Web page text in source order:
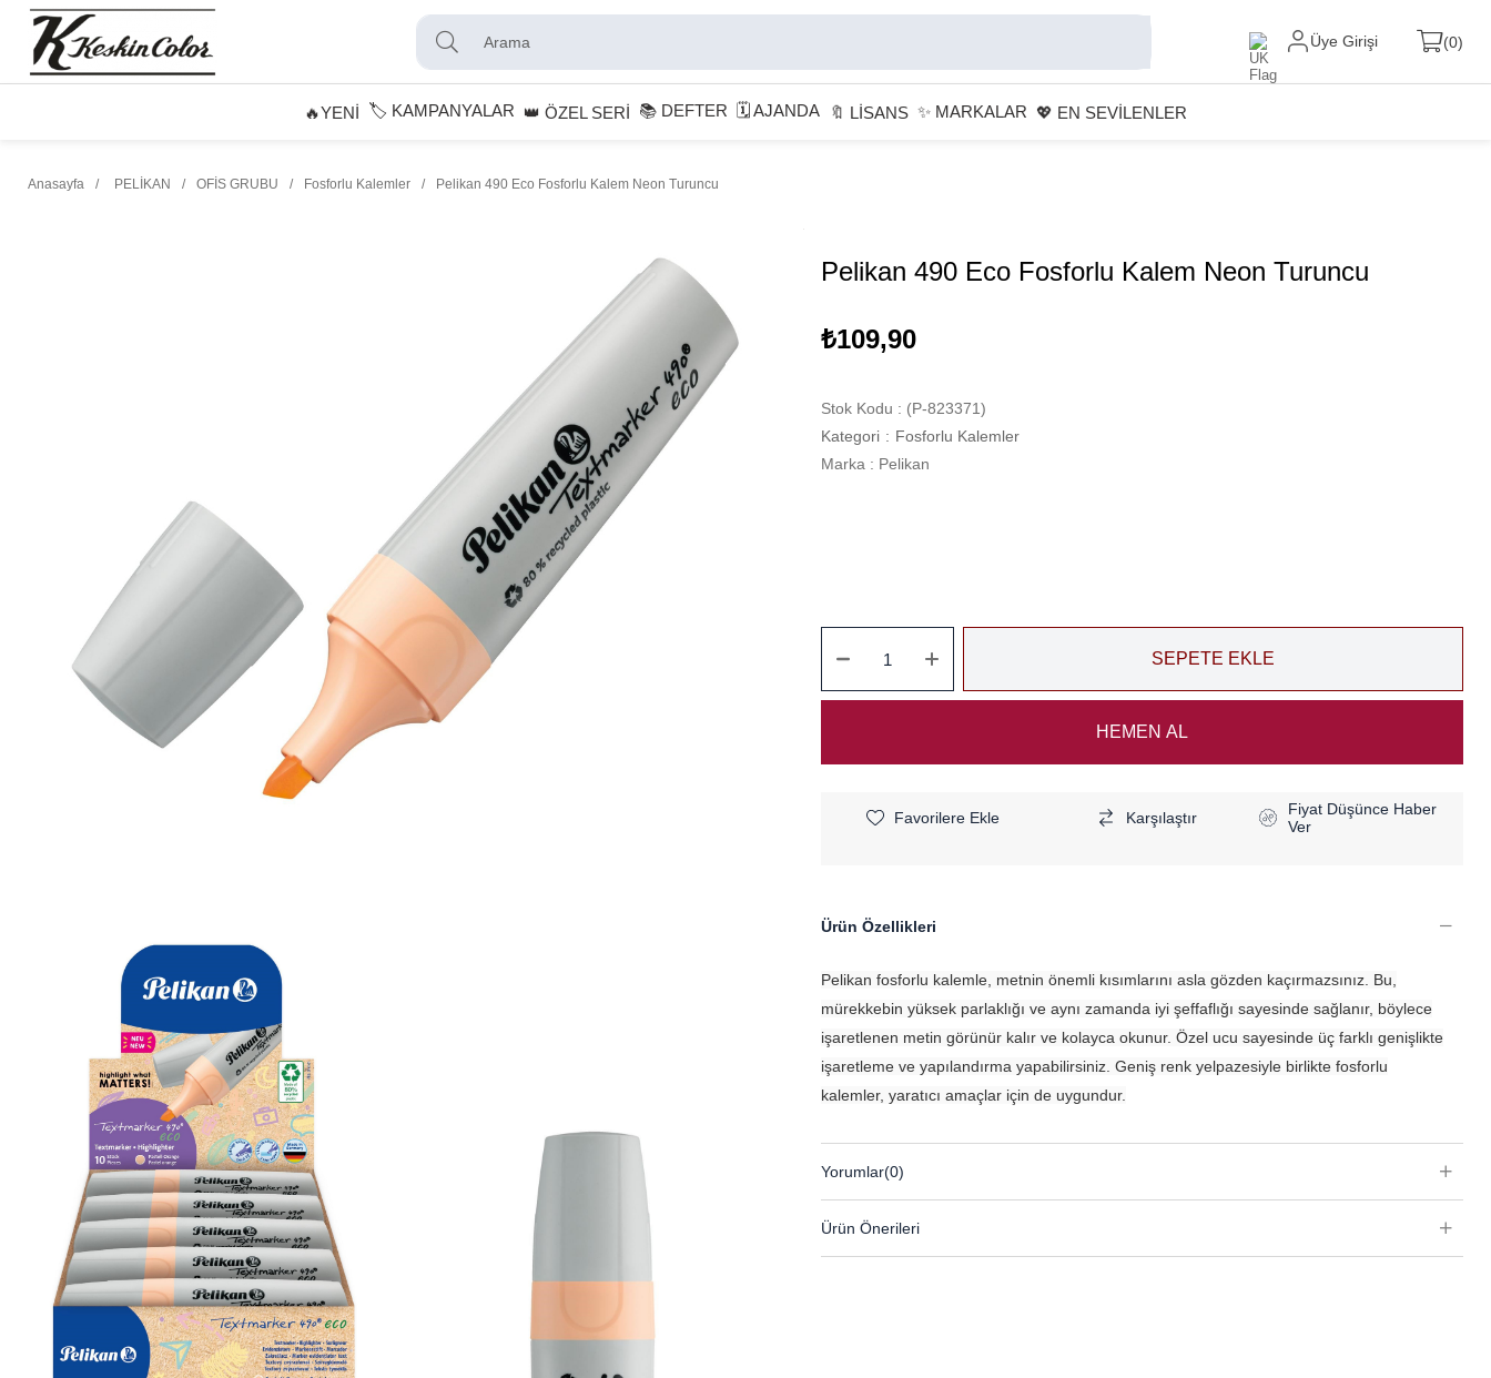
Üye Girişi 0
🔥YENİ 🏷️ KAMPANYALAR 👑 ÖZEL SERİ 📚 DEFTER 🗓 AJANDA 🔖 LİSANS ✨ MARKALAR 💖 EN SEVİLENLER
Anasayfa PELİKAN OFİS GRUBU Fosforlu Kalemler Pelikan 490 Eco Fosforlu Kalem Neon Turuncu
Pelikan 490 Eco Fosforlu Kalem Neon Turuncu
₺109,90
Stok Kodu
(P-823371)
Kategori : Fosforlu Kalemler
Marka : Pelikan
Favorilere Ekle Karşılaştır
Fiyat Düşünce Haber
Ver
Ürün Özellikleri
Pelikan fosforlu kalemle, metnin önemli kısımlarını asla gözden kaçırmazsınız. Bu,
mürekkebin yüksek parlaklığı ve aynı zamanda iyi şeffaflığı sayesinde sağlanır, böylece
işaretlenen metin görünür kalır ve kolayca okunur. Özel ucu sayesinde üç farklı genişlikte
işaretleme ve yapılandırma yapabilirsiniz. Geniş renk yelpazesiyle birlikte fosforlu
kalemler, yaratıcı amaçlar için de uygundur.
Yorumlar(0)
Ürün Önerileri